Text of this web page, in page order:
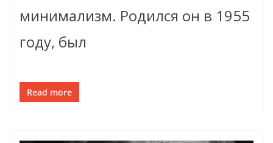
минимализм. Родился он в 1955
году, был
Read more